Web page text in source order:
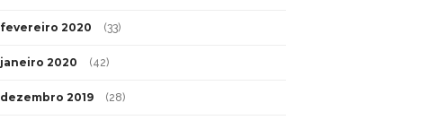
fevereiro 2020 (33)
janeiro 2020 (42)
dezembro 2019 (28)